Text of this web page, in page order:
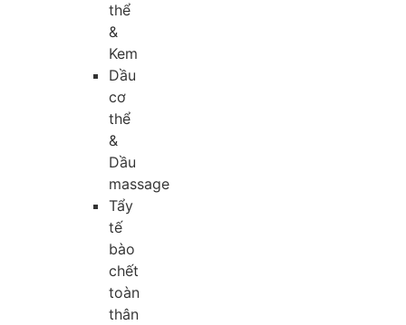
thể
&
Kem
Dầu
cơ
thể
&
Dầu
massage
Tẩy
tế
bào
chết
toàn
thân